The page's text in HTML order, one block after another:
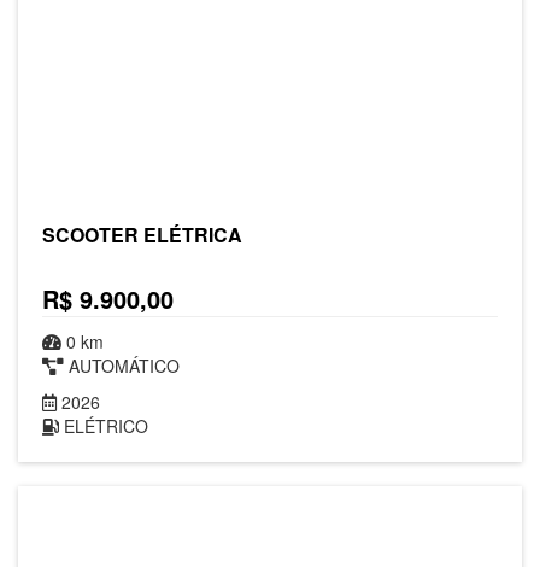
SCOOTER ELÉTRICA
R$ 9.900,00
0 km
AUTOMÁTICO
2026
ELÉTRICO